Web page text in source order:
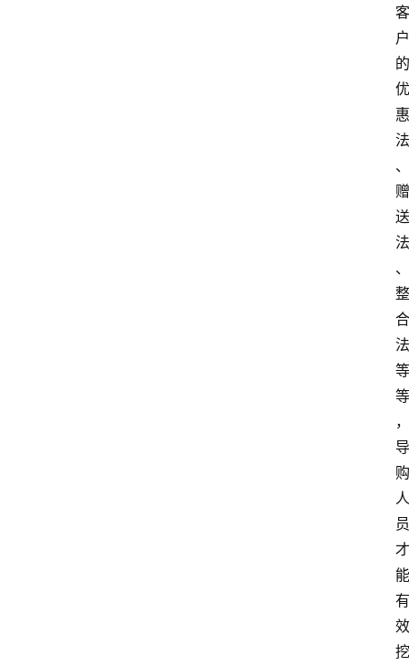
客
户
的
优
惠
法
、
赠
送
法
、
整
合
法
等
等
，
导
购
人
员
才
能
有
效
挖